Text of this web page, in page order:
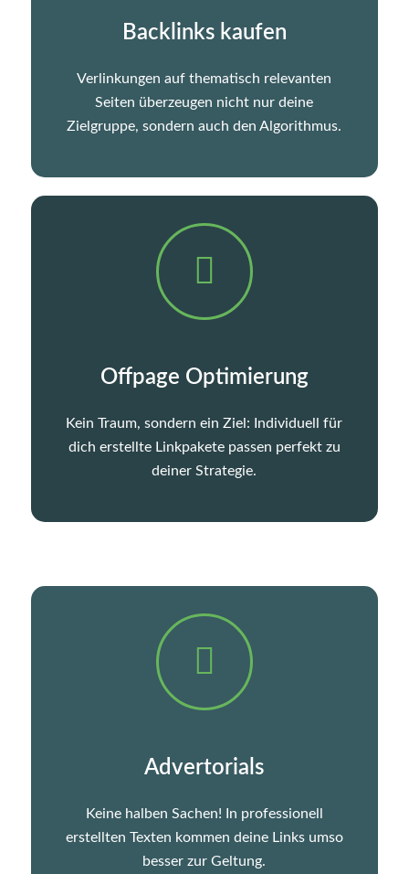
Backlinks kaufen
Verlinkungen auf thematisch relevanten
Seiten überzeugen nicht nur deine
Zielgruppe, sondern auch den Algorithmus.
Offpage Optimierung
Kein Traum, sondern ein Ziel: Individuell für
dich erstellte Linkpakete passen perfekt zu
deiner Strategie.
Advertorials
Keine halben Sachen! In professionell
erstellten Texten kommen deine Links umso
besser zur Geltung.